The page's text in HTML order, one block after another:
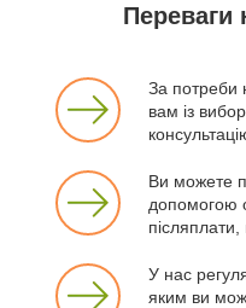
Переваги
За потреби
вам із
Ви можете
допомогою
У нас
яким ви